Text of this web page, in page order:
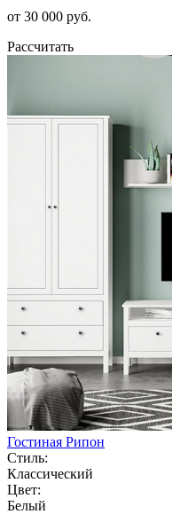
от 30 000 руб.
Рассчитать
Гостиная Рипон
Стиль:
Классический
Цвет:
Белый